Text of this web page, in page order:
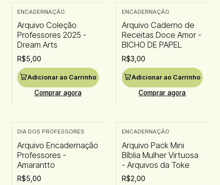
ENCADERNAÇÃO
Arquivo Coleção
Professores 2025 -
Dream Arts
R$5,00
Adicionar ao Carrinho
Comprar agora
ENCADERNAÇÃO
Arquivo Caderno de
Receitas Doce Amor -
BICHO DE PAPEL
R$3,00
Adicionar ao Carrinho
Comprar agora
DIA DOS PROFESSORES
Arquivo Encadernação
Professores -
Amarantto
R$5,00
ENCADERNAÇÃO
Arquivo Pack Mini
Bíblia Mulher Virtuosa
- Arquivos da Toke
R$2,00